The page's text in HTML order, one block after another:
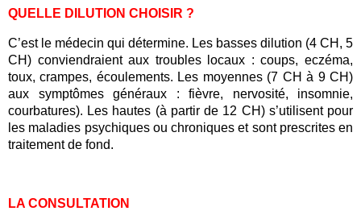
QUELLE DILUTION CHOISIR ?
C’est le médecin qui détermine. Les basses dilution (4 CH, 5
CH) conviendraient aux troubles locaux : coups, eczéma,
toux, crampes, écoulements. Les moyennes (7 CH à 9 CH)
aux symptômes généraux : fièvre, nervosité, insomnie,
courbatures). Les hautes (à partir de 12 CH) s’utilisent pour
les maladies psychiques ou chroniques et sont prescrites en
traitement de fond.
LA CONSULTATION